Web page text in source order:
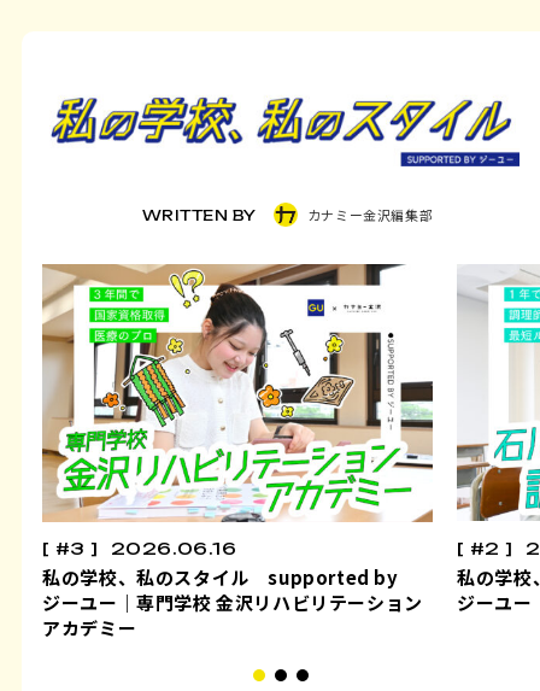
WRITTEN BY カナミー金沢編集部
#3 2026.06.16
私の学校、私のスタイル supported by
ジーユー｜専門学校 金沢リハビリテーション
アカデミー
#2
私の学
ジーユー